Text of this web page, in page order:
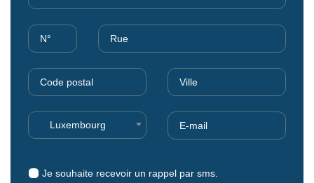
Luxembourg
Je souhaite recevoir un rappel par sms.